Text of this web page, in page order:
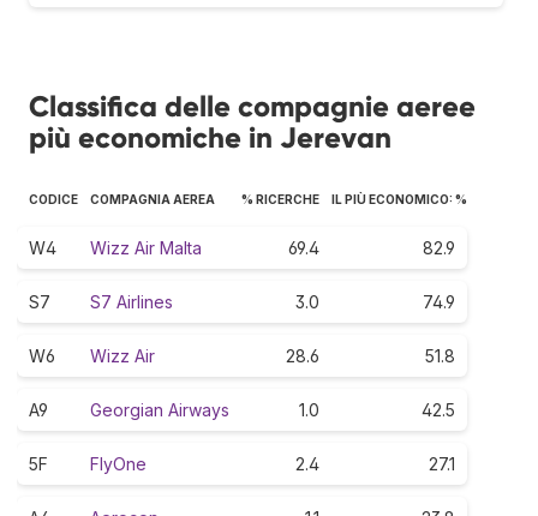
Classifica delle compagnie aeree
più economiche in Jerevan
CODICE COMPAGNIA AEREA % RICERCHE IL PIÙ ECONOMICO: %
W4 Wizz Air Malta 69.4 82.9
S7 S7 Airlines 3.0 74.9
W6 Wizz Air 28.6 51.8
A9 Georgian Airways 1.0 42.5
5F FlyOne 2.4 27.1